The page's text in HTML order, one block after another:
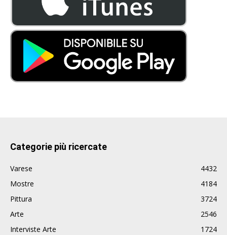
Categorie più ricercate
Varese
4432
Mostre
4184
Pittura
3724
Arte
2546
Interviste Arte
1724